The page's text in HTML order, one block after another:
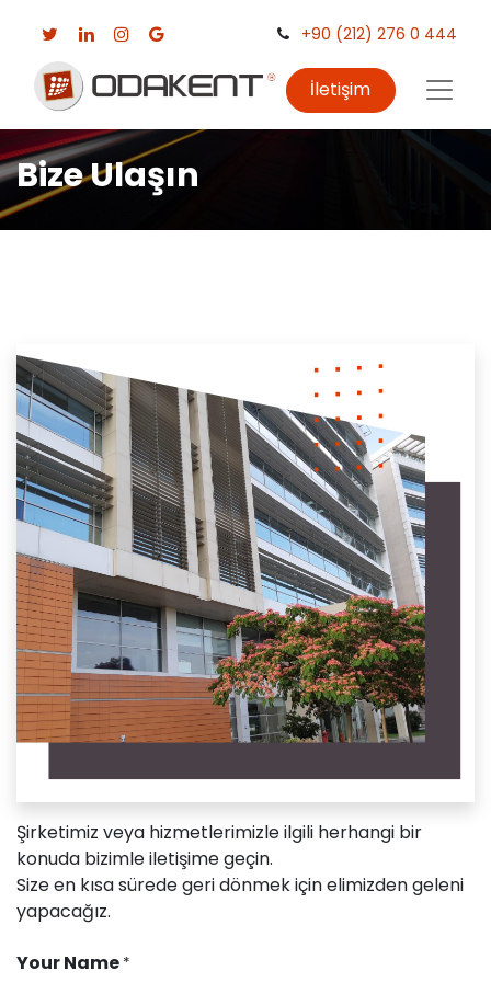
+90 (212) 276 0 444
İletişim
Bize Ulaşın
Şirketimiz veya hizmetlerimizle ilgili herhangi bir
konuda bizimle iletişime geçin.
Size en kısa sürede geri dönmek için elimizden geleni
yapacağız.
Your Name *